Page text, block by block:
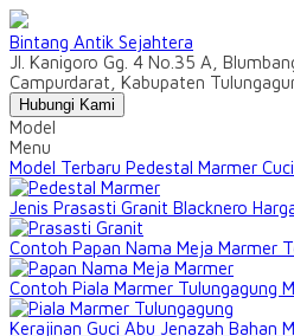
Bintang Antik Sejahtera
Jl. Kanigoro Gg. 4 No.35 A,
Campurdarat, Kabupaten
Hubungi Kami
Model
Menu
Model Terbaru Pedestal Marmer
Jenis Prasasti Granit Blacknero
Contoh Papan Nama Meja Marmer
Contoh Piala Marmer Tulungagung
Kerajinan Guci Abu Jenazah Bahan